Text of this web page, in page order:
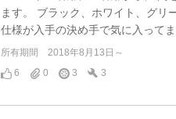
ます。 ブラック、ホワイト、グリ
仕様が入手の決め手で気に入ってま
所有期間
2018年8月13日～
6
0 3 3